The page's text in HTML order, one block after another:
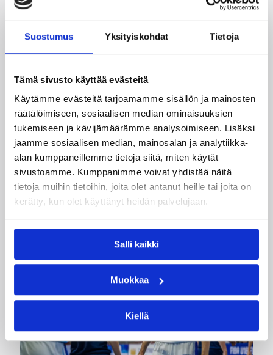
Suostumus Yksityiskohdat Tietoja
Tämä sivusto käyttää evästeitä
Käytämme evästeitä tarjoamamme sisällön ja mainosten
räätälöimiseen, sosiaalisen median ominaisuuksien
tukemiseen ja kävijämäärämme analysoimiseen. Lisäksi
jaamme sosiaalisen median, mainosalan ja analytiikka-
alan kumppaneillemme tietoja siitä, miten käytät
sivustoamme. Kumppanimme voivat yhdistää näitä
tietoja muihin tietoihin, joita olet antanut heille tai joita on
kerätty, kun olet käyttänyt heidän palvelujaan.
Salli kaikki
Muokkaa
Kiellä
3×3 08.08.2026 22:58
Suomea edustavat 3×3-
joukkueet aloittivat Nordic Cup
-urakkansa Kööpenhaminassa
Naisten joukkue nappasi avauspäivänä kaksi
voittoa neljästä ottelustaan, kun taas miesten
joukkue haastoi vastustajiaan tiukoissa
kamppailuissa, mutta jäi tällä kertaa ilman
voittoja.